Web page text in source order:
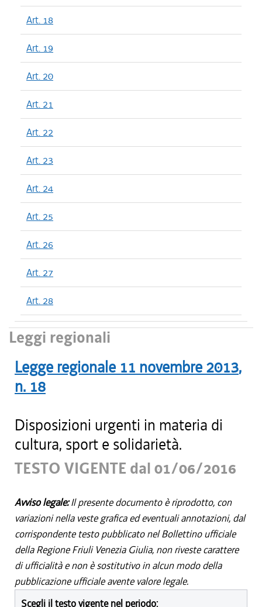
Art. 18
Art. 19
Art. 20
Art. 21
Art. 22
Art. 23
Art. 24
Art. 25
Art. 26
Art. 27
Art. 28
Leggi regionali
Legge regionale 11 novembre 2013,
n. 18
Disposizioni urgenti in materia di
cultura, sport e solidarietà.
TESTO VIGENTE dal 01/06/2016
Avviso legale:Il presente documento è riprodotto, con
variazioni nella veste grafica ed eventuali annotazioni, dal
corrispondente testo pubblicato nel Bollettino ufficiale
della Regione Friuli Venezia Giulia, non riveste carattere
di ufficialità e non è sostitutivo in alcun modo della
pubblicazione ufficiale avente valore legale.
Scegli il testo vigente nel periodo: